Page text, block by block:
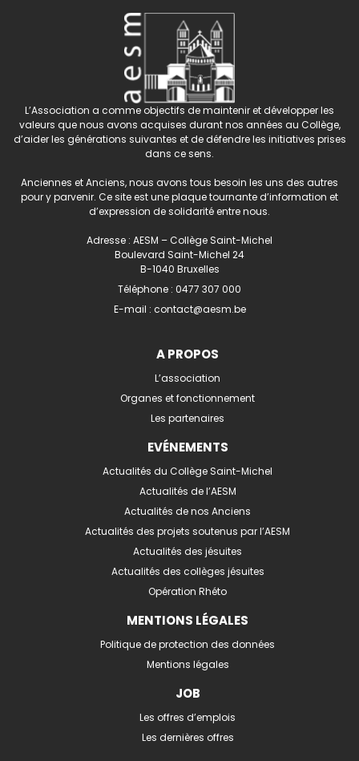
L’Association a comme objectifs de maintenir et développer les
valeurs que nous avons acquises durant nos années au Collège,
d’aider les générations suivantes et de défendre les initiatives prises
dans ce sens.
Anciennes et Anciens, nous avons tous besoin les uns des autres
pour y parvenir. Ce site est une plaque tournante d’information et
d’expression de solidarité entre nous.
Adresse : AESM – Collège Saint-Michel
Boulevard Saint-Michel 24
B-1040 Bruxelles
Téléphone : 0477 307 000
E-mail : contact@aesm.be
A PROPOS
L’association
Organes et fonctionnement
Les partenaires
EVÉNEMENTS
Actualités du Collège Saint-Michel
Actualités de l’AESM
Actualités de nos Anciens
Actualités des projets soutenus par l’AESM
Actualités des jésuites
Actualités des collèges jésuites
Opération Rhéto
MENTIONS LÉGALES
Politique de protection des données
Mentions légales
JOB
Les offres d’emplois
Les dernières offres